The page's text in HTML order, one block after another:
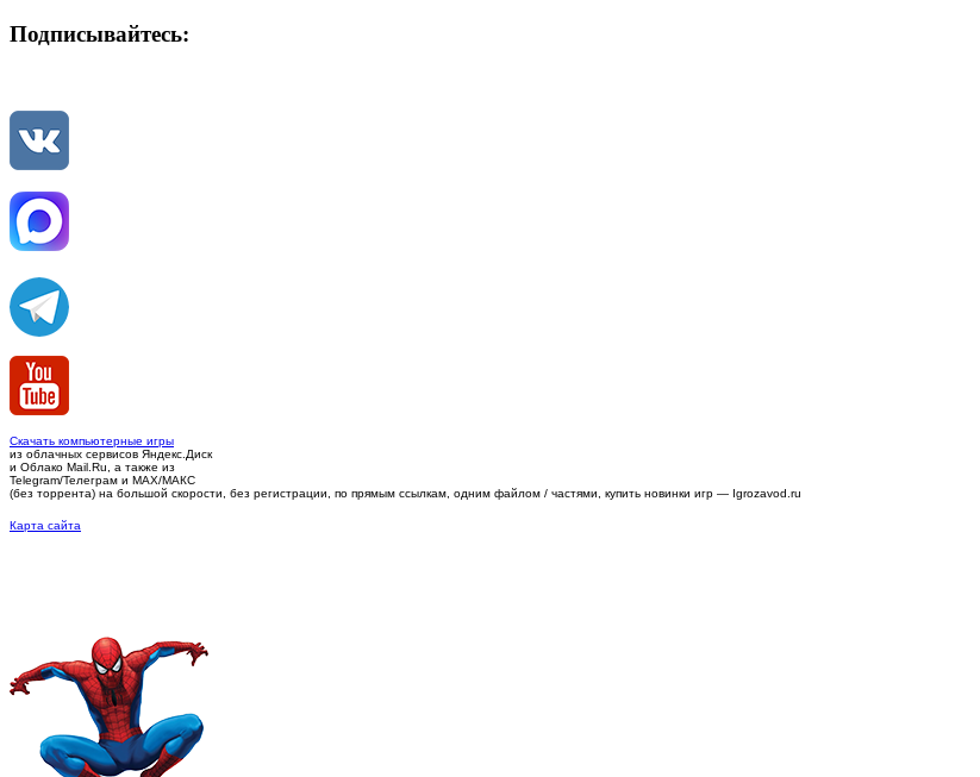
Подписывайтесь:
Скачать компьютерные игры
из облачных сервисов Яндекс.Диск
и Облако Mail.Ru, а также из
Telegram/Телеграм и MAX/МАКС
(без торрента) на большой скорости, без регистрации, по прямым ссылкам, одним файлом / частями, купить новинки игр — Igrozavod.ru
Карта сайта